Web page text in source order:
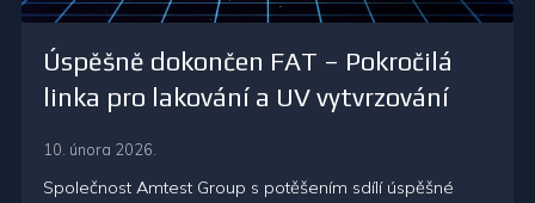
Úspěšně dokončen FAT – Pokročilá
linka pro lakování a UV vytvrzování
10. února 2026.
Společnost Amtest Group s potěšením sdílí úspěšné